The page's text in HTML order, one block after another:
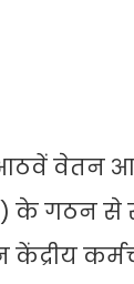
वेतन
के गठन से
केंद्रीय